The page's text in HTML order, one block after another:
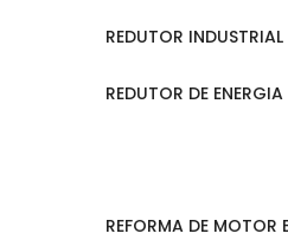
REDUTOR
REDUTOR DE
REFORMA DE